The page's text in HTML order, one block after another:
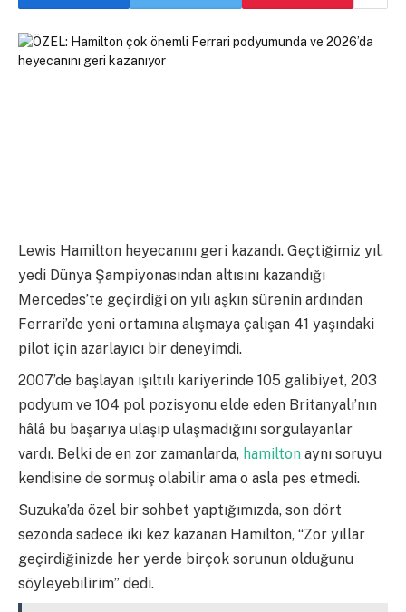
Lewis Hamilton heyecanını geri kazandı. Geçtiğimiz yıl,
yedi Dünya Şampiyonasından altısını kazandığı
Mercedes’te geçirdiği on yılı aşkın sürenin ardından
Ferrari’de yeni ortamına alışmaya çalışan 41 yaşındaki
pilot için azarlayıcı bir deneyimdi.
2007’de başlayan ışıltılı kariyerinde 105 galibiyet, 203
podyum ve 104 pol pozisyonu elde eden Britanyalı’nın
hâlâ bu başarıya ulaşıp ulaşmadığını sorgulayanlar
vardı. Belki de en zor zamanlarda, hamilton aynı soruyu
kendisine de sormuş olabilir ama o asla pes etmedi.
Suzuka’da özel bir sohbet yaptığımızda, son dört
sezonda sadece iki kez kazanan Hamilton, “Zor yıllar
geçirdiğinizde her yerde birçok sorunun olduğunu
söyleyebilirim” dedi.